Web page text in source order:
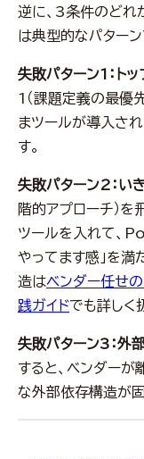
逆に、3条件のどれ
は典型的なパターン
失敗パターン1：ト
1（課題定義の最優
まツールが導入さ
す。
失敗パターン2：い
階的アプローチ）を
ツールを入れて、
やってます感」を満
造はベンダー任せ
践ガイドでも詳しく
失敗パターン3：外
すると、ベンダー
な外部依存構造が固